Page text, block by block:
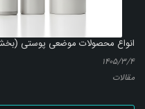
انواع محصولات موضعی پوستی
۱۴۰۵/۳/۴
مقالات